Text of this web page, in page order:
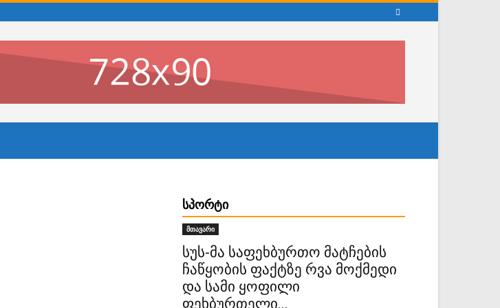
ᲡᲞᲝᲠᲢᲘ
მთავარი
სუს-მა საფეხბურთო მატჩების
ჩაწყობის ფაქტზე რვა მოქმედი
და სამი ყოფილი
ფეხბურთელი...